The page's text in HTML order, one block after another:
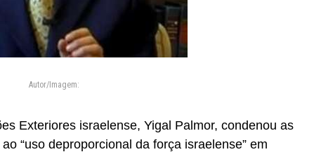
Autor/Imagem:
Exteriores israelense, Yigal Palmor, condenou as
“uso deproporcional da força israelense” em